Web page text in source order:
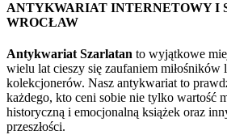
ANTYKWARIAT INTERNETOWY I
WROCŁAW
Antykwariat Szarlatan to wyjątkowe
wielu lat cieszy się zaufaniem miłośników
kolekcjonerów. Nasz antykwariat to
każdego, kto ceni sobie nie tylko wartość
historyczną i emocjonalną książek oraz
przeszłości.